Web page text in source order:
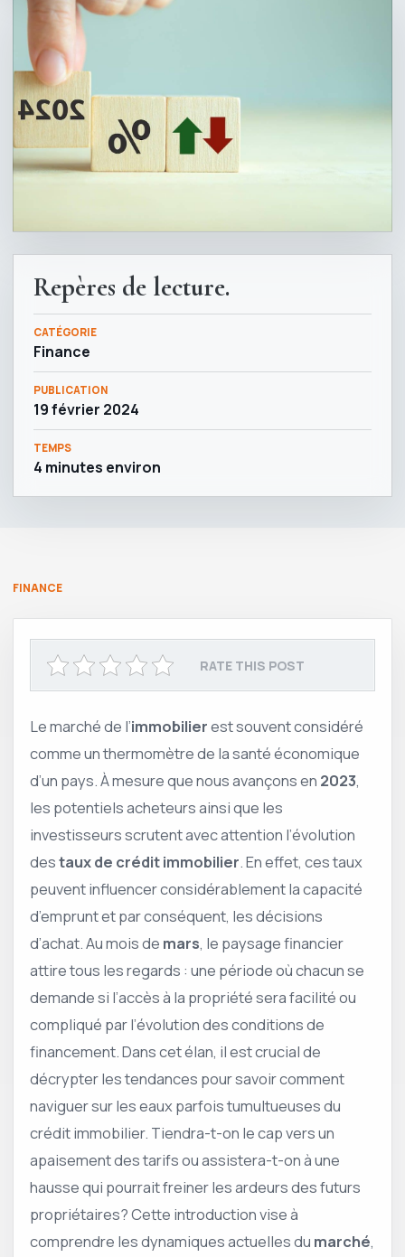
Repères de lecture.
CATÉGORIE
Finance
PUBLICATION
19 février 2024
TEMPS
4 minutes environ
FINANCE
RATE THIS POST
Le marché de l’immobilierest souvent considéré
comme un thermomètre de la santé économique
d’un pays. À mesure que nous avançons en 2023,
les potentiels acheteurs ainsi que les
investisseurs scrutent avec attention l’évolution
destaux de crédit immobilier. En effet, ces taux
peuvent influencer considérablement la capacité
d’emprunt et par conséquent, les décisions
d’achat. Au mois de mars, le paysage financier
attire tous les regards : une période où chacun se
demande si l’accès à la propriété sera facilité ou
compliqué par l’évolution des conditions de
financement. Dans cet élan, il est crucial de
décrypter les tendances pour savoir comment
naviguer sur les eaux parfois tumultueuses du
crédit immobilier. Tiendra-t-on le cap vers un
apaisement des tarifs ou assistera-t-on à une
hausse qui pourrait freiner les ardeurs des futurs
propriétaires? Cette introduction vise à
comprendre les dynamiques actuelles du marché,